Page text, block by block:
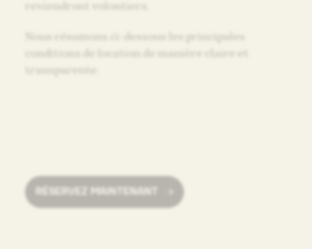
RÉSERVEZ MAINTENANT